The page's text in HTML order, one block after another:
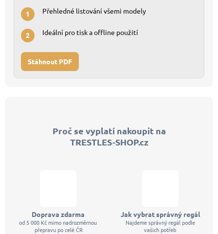
1 Přehledné listování všemi modely
2 Ideální pro tisk a offline použití
Stáhnout PDF
Proč se vyplatí nakoupit na
TRESTLES-SHOP.cz
Doprava zdarma
od 5 000 Kč mimo nadrozměrnou
přepravu po celé ČR
Jak vybrat správný regál
Najdeme správný regál podle
vašich potřeb